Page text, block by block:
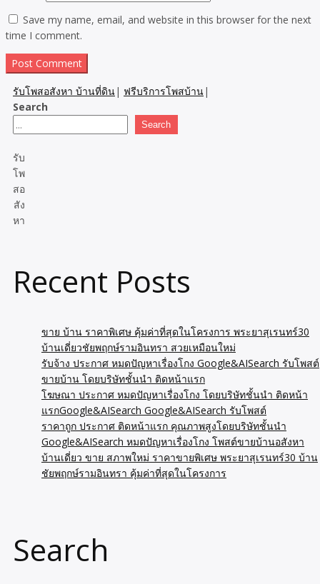
Save my name, email, and website in this browser for the next
time I comment.
รับโพสอสังหา บ้านที่ดิน| ฟรีบริการโพสบ้าน|
Search
Search
รับ
โพ
สอ
สัง
หา
Recent Posts
ขาย บ้าน ราคาพิเศษ คุ้มค่าที่สุดในโครงการ พระยาสุเรนทร์30
บ้านเดี่ยวชัยพฤกษ์รามอินทรา สวยเหมือนใหม่
รับจ้าง ประกาศ หมดปัญหาเรื่องโกง Google&AISearch รับโพสต์
ขายบ้าน โดยบริษัทชั้นนำ ติดหน้าแรก
โฆษณา ประกาศ หมดปัญหาเรื่องโกง โดยบริษัทชั้นนำ ติดหน้า
แรกGoogle&AISearch Google&AISearch รับโพสต์
ราคาถูก ประกาศ ติดหน้าแรก คุณภาพสูงโดยบริษัทชั้นนำ
Google&AISearch หมดปัญหาเรื่องโกง โพสต์ขายบ้านอสังหา
บ้านเดี่ยว ขาย สภาพใหม่ ราคาขายพิเศษ พระยาสุเรนทร์30 บ้าน
ชัยพฤกษ์รามอินทรา คุ้มค่าที่สุดในโครงการ
Search